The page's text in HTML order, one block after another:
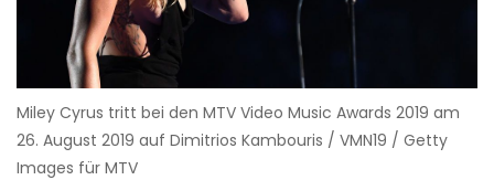
Miley Cyrus tritt bei den MTV Video Music Awards 2019 am
26. August 2019 auf Dimitrios Kambouris / VMN19 / Getty
Images für MTV